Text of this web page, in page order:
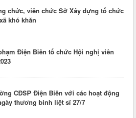
chức, viên chức Sở Xây dựng tổ chức
khó khăn
Điện Biên tổ chức Hội nghị viên
CĐSP Điện Biên với các hoạt động
thương binh liệt sĩ 27/7